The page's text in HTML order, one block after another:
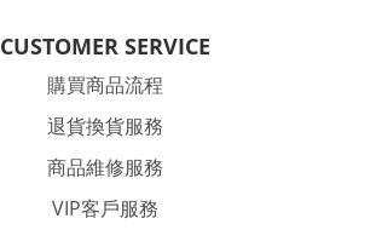
CUSTOMER SERVICE
購買商品流程
退貨換貨服務
商品維修服務
VIP客戶服務